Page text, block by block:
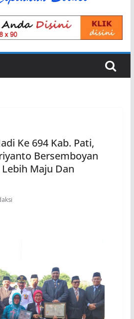
Ke 694 Kab. Pati,
Bersemboyan
Maju Dan